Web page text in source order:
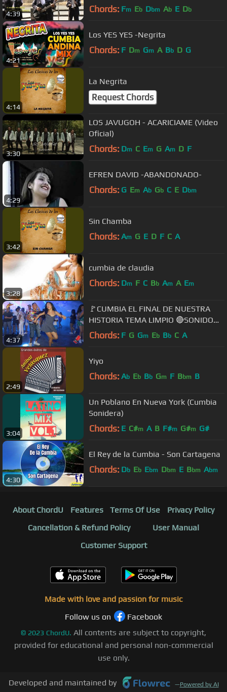
4:39 Chords: Fm Eb Dbm Ab E Db
4:21
Los YES YES -Negrita
Chords: F Dm Gm A Bb D G
4:14
La Negrita
Request Chords
3:30
LOS JAVUGOH - ACARICIAME (Video
Oficial)
Chords: Dm C Em G Am D F
4:29
EFREN DAVID -ABANDONADO-
Chords: G Em Ab Gb C E Dbm
3:42
Sin Chamba
Chords: Am G E D F C A
3:28
cumbia de claudia
Chords: Dm F C Bb Am A Em
4:37
🚩CUMBIA EL FINAL DE NUESTRA
HISTORIA TEMA LIMPIO 🔴SONIDO
CONDOR
Chords: F G Gm Eb Bb C A
2:49
Yiyo
Chords: Ab Eb Bb Gm F Bbm B
3:04
Un Poblano En Nueva York (Cumbia
Sonidera)
Chords: E C#m A B F#m G#m G#
4:30
El Rey de la Cumbia - Son Cartagena
Chords: Db Eb Ebm Dbm E Bbm Abm
About ChordU Features Terms Of Use
Privacy Policy
Cancellation & Refund Policy
User Manual
Customer Support
Made with love and passion for music
Follow us on
Facebook
© 2023 ChordU. All contents are subject to copyright,
provided for educational and personal non-commercial
use only.
Developed and maintained by —Powered by AI